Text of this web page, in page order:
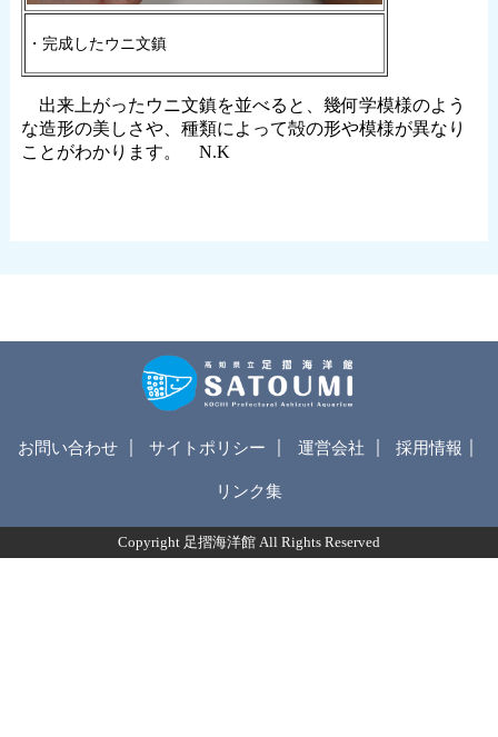
・完成したウニ文鎮
出来上がったウニ文鎮を並べると、幾何学模様のよう
な造形の美しさや、種類によって殻の形や模様が異なり
ことがわかります。 N.K
お問い合わせ サイトポリシー 運営会社 採用情報
リンク集
Copyright 足摺海洋館 All Rights Reserved